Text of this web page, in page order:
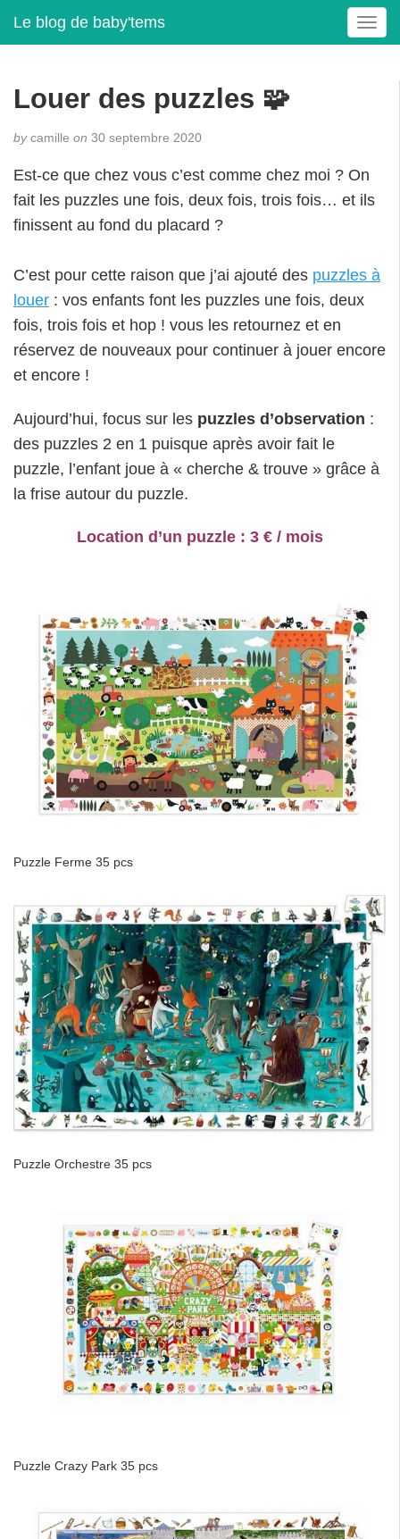
Le blog de baby'tems
T
o
v
i
i
Louer des puzzles 🧩
bycamille on 30 septembre 2020
Est-ce que chez vous c’est comme chez moi ? On
fait les puzzles une fois, deux fois, trois fois… et ils
finissent au fond du placard ?
C’est pour cette raison que j’ai ajouté des puzzles à
louer : vos enfants font les puzzles une fois, deux
fois, trois fois et hop ! vous les retournez et en
réservez de nouveaux pour continuer à jouer encore
et encore !
Aujourd’hui, focus sur les puzzles d’observation :
des puzzles 2 en 1 puisque après avoir fait le
puzzle, l’enfant joue à « cherche & trouve » grâce à
la frise autour du puzzle.
Location d’un puzzle : 3 € / mois
Puzzle Ferme 35 pcs
Puzzle Orchestre 35 pcs
Puzzle Crazy Park 35 pcs